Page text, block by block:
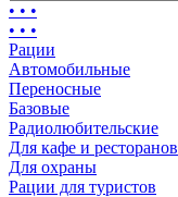
• • •
• • •
Рации
Автомобильные
Переносные
Базовые
Радиолюбительские
Для кафе и ресторанов
Для охраны
Рации для туристов